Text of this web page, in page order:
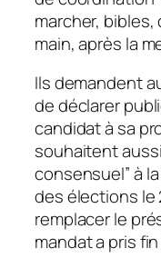
marcher,
main, après la
Ils demandent
de déclarer
candidat à sa
souhaitent
consensuel” à
des élections le
remplacer le
mandat a pris